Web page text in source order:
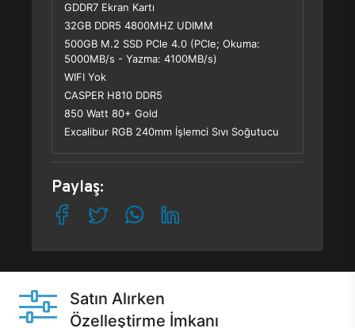
GDDR7 Ekran Kartı
32GB DDR5 4800MHZ UDIMM
500GB M.2 SSD PCle 4.0 (PCle; Okuma:
5000MB/s - Yazma: 4100MB/s)
WIFI Yok
CASPER H810 DDR5
850 Watt 80+ Gold
Excalibur RGB 240mm İşlemci Sıvı Soğutucu
Paylaş:
Satın Alırken
Özelleştirme İmkanı